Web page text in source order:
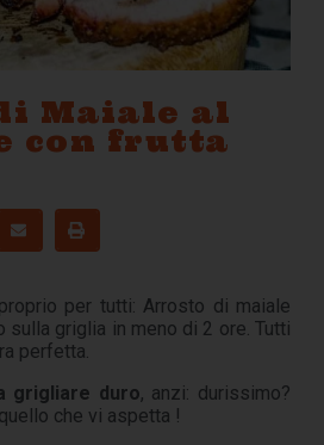
Maiale al
con frutta
per tutti: Arrosto di maiale
sulla griglia in meno di 2 ore. Tutti
perfetta.
grigliare duro, anzi: durissimo?
che vi aspetta !